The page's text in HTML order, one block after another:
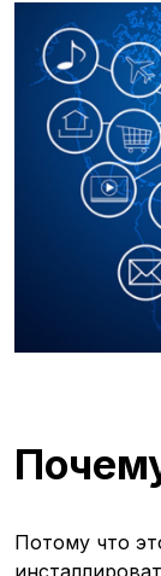
Потому что